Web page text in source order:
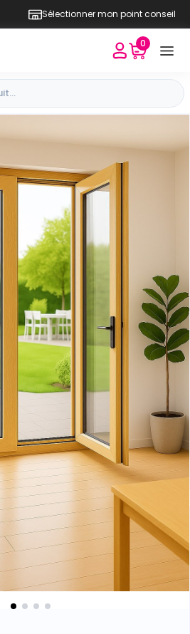
Sélectionner mon point conseil
0
sylvestre – Eco - 2
naturellement claire